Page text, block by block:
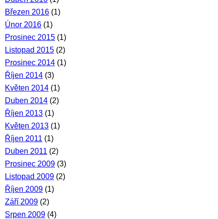
Březen 2016 (1)
Únor 2016 (1)
Prosinec 2015 (1)
Listopad 2015 (2)
Prosinec 2014 (1)
Říjen 2014 (3)
Květen 2014 (1)
Duben 2014 (2)
Říjen 2013 (1)
Květen 2013 (1)
Říjen 2011 (1)
Duben 2011 (2)
Prosinec 2009 (3)
Listopad 2009 (2)
Říjen 2009 (1)
Září 2009 (2)
Srpen 2009 (4)